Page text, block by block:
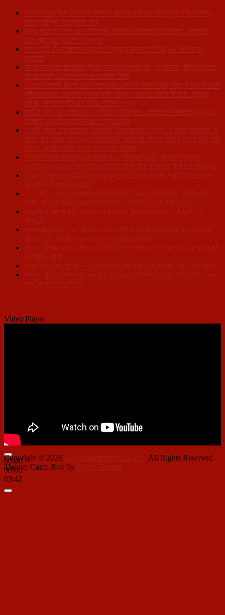
সাংবাদিকদের সঙ্গে সৌজন্য সাক্ষাতে বাইখোড়া থানার নবনিযুক্ত ওসি, অপরাধ
দমনে সমন্বিত উদ্যোগের বার্তা
ডুম্বুর জলাশয়ে মাছ ধরার নিষেধাজ্ঞা কার্যকরে গাফিলতির অভিযোগ, নজরদারি
নিয়ে প্রশ্নের মুখে মৎস্য দপ্তর
নবম বাহিনী টিএসআরের উদ্যোগে স্বেচ্ছায় রক্তদান শিবির, ৬৫ জওয়ানের
রক্তদান
আশারামবাড়িতে বিজেপির প্রয়াস কর্মসূচির প্রথম পর্ব, সাংগঠনিক শক্তি বৃদ্ধিতে
আশারামবাড়ি মণ্ডলে দিনভর একাধিক বৈঠক
৫ মাসের বকেয়া বিলের জেরে সাব্রুমের একাধিক অঙ্গনওয়াড়ি কেন্দ্রে বন্ধ শিশুদের
পুষ্টিকর আহার, সরকারি অনুদান থাকা সত্ত্বেও অর্থ না মেলায় বিপাকে কেন্দ্রের
কর্মীরা, খাদ্যসামগ্রীর মান নিয়েও উঠল প্রশ্ন
জাতীয় সড়কের বেহাল দশা ও দুর্নীতির অভিযোগে খোয়াইতে সিপিআই(এম)-এর
বিক্ষোভ, এনএইচআইডিসিএল দপ্তরে ধরনা
খোয়াই জেলা হাসপাতালের ইমার্জেন্সি বিভাগের করুণ চিত্র, না আছে ডাক্তার, না
আছে নার্স, স্বল্প বেতনভূক্ত সিকিউরিটি গার্ডদেরই ‘জুতো সেলাই থেকে চন্ডী পাঠ’
পর্যন্ত ব্যবহার করছে জেলা হাসপাতাল কর্তৃপক্ষ
‘সনাতন ধর্মের অপমানে চুপ থাকব না’ – সিপিআই(এম) রাজ্য সম্পাদকের
কুরুচিকর মন্তব্যের প্রতিবাদে খোয়াইয়ে বিশ্ব হিন্দু পরিষদের বিক্ষোভে তোলপাড়
দক্ষিণ ত্রিপুরা জেলাভিত্তিক অনূর্ধ্ব-১৭ ভলিবল ও কাবাডি প্রতিযোগিতা শুরু,
উদ্বোধনে প্রাক্তন বিধায়ক
‘১০ কোটি নেশামুক্ত শপথ মেগা ক্যাম্পেইন’-এর শুভ উদ্বোধন, নেশামুক্ত
সমাজ গঠনে সম্মিলিত উদ্যোগের আহ্বান, শপথ নিলেন শতাধিক মানুষ
লেফুঙ্গাতে পঞ্চাশ কানি জমিতে মেগা অয়েল পাম প্লানটেশন প্রোগ্রাম এর
প্রস্তুতি
মুখ্যমন্ত্রীর মন্তব্যের প্রতিবাদে সরব এসপিও পরিবারের মহিলারা, ১০ দফা দাবি
পূরণ না হলে জাতীয় সড়ক ও রেল অবরোধের হুঁশিয়ারি
সুশাসন নিশ্চিত করতে টাস্ক মনিটরিং সিস্টেমে জোর, পর্যালোচনা বৈঠকে মুখ্যমন্ত্রী
ডাঃ মানিক সাহা
‘বিদ্যুৎ বিল হবে শূন্য!’— নতুন উদ্যোগের ইঙ্গিত বিদ্যুৎমন্ত্রী রতন লাল নাথের
সামান্য বৃষ্টিতেই জলমগ্ন রাজধানী আগরতলা, জলের নিচে বহু গাড়ি-বাইক, দ্রুত
জল নিষ্কাশনে পুর নিগম
Video Player
00:00
00:00
03:42
Copyright © 2026 newsupdateoftripura.com. All Rights Reserved.
Theme: Catch Box by Catch Themes